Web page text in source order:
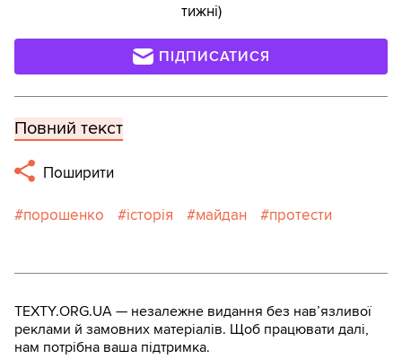
тижні)
ПІДПИСАТИСЯ
Повний текст
Поширити
порошенко історія майдан протести
TEXTY.ORG.UA — незалежне видання без навʼязливої
реклами й замовних матеріалів. Щоб працювати далі,
нам потрібна ваша підтримка.